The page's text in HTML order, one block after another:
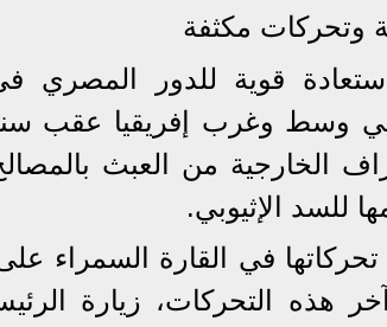
وتحركات مكثفة
قوية للدور المصري
وسط وغرب إفريقيا عقب
الخارجية من العبث
للسد الإثيوبي.
في القارة السمراء
هذه التحركات، زيارة